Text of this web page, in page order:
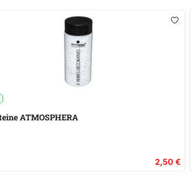
Dekosteine ATMOSPHERA
2,50 €